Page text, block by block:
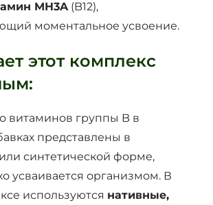
MH3A (B12),
моментальное усвоение.
этот комплекс
витаминов группы B в
представлены в
синтетической форме,
усваивается организмом. В
используются нативные,